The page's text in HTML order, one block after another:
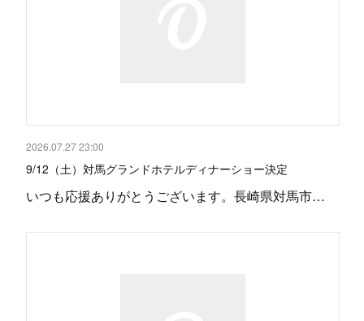
2026.07.27 23:00
9/12（土）対馬グランドホテルディナーショー決定
いつも応援ありがとうございます。長崎県対馬市…